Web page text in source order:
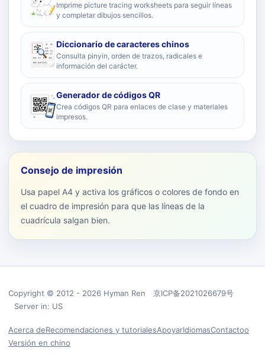
Imprime picture tracing worksheets para seguir líneas
y completar dibujos sencillos.
Diccionario de caracteres chinos
Consulta pinyin, orden de trazos, radicales e
información del carácter.
Generador de códigos QR
Crea códigos QR para enlaces de clase y materiales
impresos.
Consejo de impresión
Usa papel A4 y activa los gráficos o colores de fondo en
el cuadro de impresión para que las líneas de la
cuadrícula salgan bien.
Copyright © 2012 - 2026 Hyman Ren 京ICP备2021026679号
Server in: US
Acerca deRecomendaciones y tutorialesApoyarIdiomasContactoo
Versión en chino